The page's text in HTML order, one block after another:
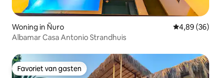
Woning in Ñuro Gemiddelde
4,89 (36)
Albamar Casa Antonio Strandhuis
Favoriet van gasten
Favoriet van gasten